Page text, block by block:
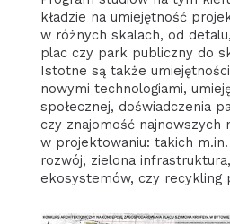
kładzie na umiejętność
w różnych skalach, od
plac czy park publiczny do
Istotne są także umiejętności
nowymi technologiami,
społecznej, doświadczenia
czy znajomość najnowszych
w projektowaniu: takich
rozwój, zielona infrastruktura,
ekosystemów, czy recykling